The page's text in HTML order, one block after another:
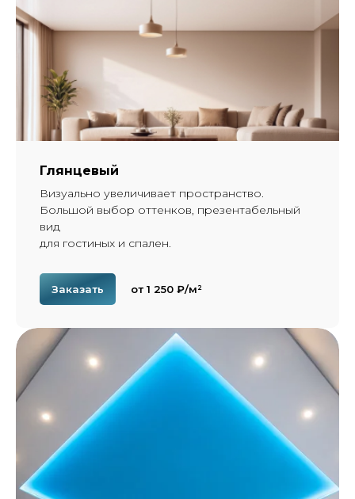
Глянцевый
Визуально увеличивает пространство.
Большой выбор оттенков, презентабельный
вид
для гостиных и спален.
Заказать от 1 250 ₽/м²